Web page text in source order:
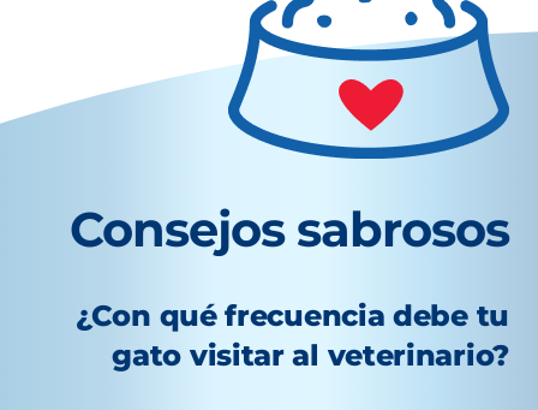
Consejos sabrosos
¿Con qué frecuencia debe tu
gato visitar al veterinario?